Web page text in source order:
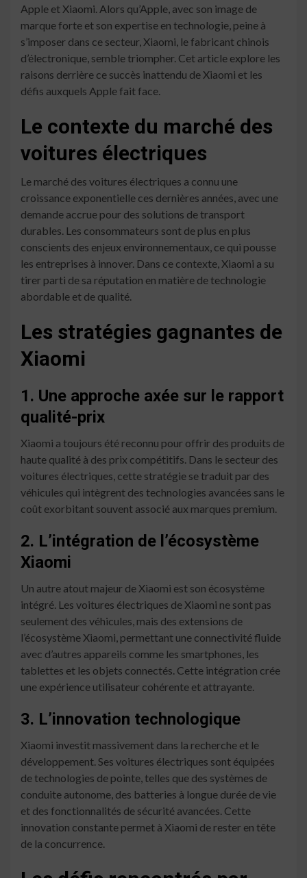
Apple et Xiaomi. Alors qu’Apple, avec son image de
marque forte et son expertise en technologie, peine à
s’imposer dans ce secteur, Xiaomi, le fabricant chinois
d’électronique, semble triompher. Cet article explore les
raisons derrière ce succès inattendu de Xiaomi et les
défis auxquels Apple fait face.
Le contexte du marché des
voitures électriques
Le marché des voitures électriques a connu une
croissance exponentielle ces dernières années, avec une
demande accrue pour des solutions de transport
durables. Les consommateurs sont de plus en plus
conscients des enjeux environnementaux, ce qui pousse
les entreprises à innover. Dans ce contexte, Xiaomi a su
tirer parti de sa réputation en matière de technologie
abordable et de qualité.
Les stratégies gagnantes de
Xiaomi
1. Une approche axée sur le rapport
qualité-prix
Xiaomi a toujours été reconnu pour offrir des produits de
haute qualité à des prix compétitifs. Dans le secteur des
voitures électriques, cette stratégie se traduit par des
véhicules qui intègrent des technologies avancées sans le
coût exorbitant souvent associé aux marques premium.
2. L’intégration de l’écosystème
Xiaomi
Un autre atout majeur de Xiaomi est son écosystème
intégré. Les voitures électriques de Xiaomi ne sont pas
seulement des véhicules, mais des extensions de
l’écosystème Xiaomi, permettant une connectivité fluide
avec d’autres appareils comme les smartphones, les
tablettes et les objets connectés. Cette intégration crée
une expérience utilisateur cohérente et attrayante.
3. L’innovation technologique
Xiaomi investit massivement dans la recherche et le
développement. Ses voitures électriques sont équipées
de technologies de pointe, telles que des systèmes de
conduite autonome, des batteries à longue durée de vie
et des fonctionnalités de sécurité avancées. Cette
innovation constante permet à Xiaomi de rester en tête
de la concurrence.